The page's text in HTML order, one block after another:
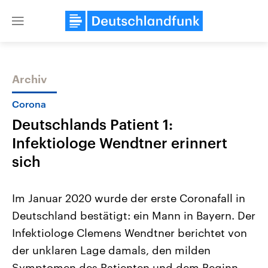
Close
Themen
2026
Alle Informationen
Sachsen-Anhalt wählt am 6.
September 2026 einen neuen
Landtag. Seit 2021 wird das
Bundesland von einer Koalition aus
Aktuelle Beiträge,
Hintergründe
Wirtschaftlich und
gehören die Vereinigten
den mächtigsten Ländern
mit großem Einfluss auf
Archiv
Corona
Deutschlands Patient 1:
Infektiologe Wendtner erinnert
sich
Im Januar 2020 wurde der erste Coronafall in
Deutschland bestätigt: ein Mann in Bayern. Der
Infektiologe Clemens Wendtner berichtet von
der unklaren Lage damals, den milden